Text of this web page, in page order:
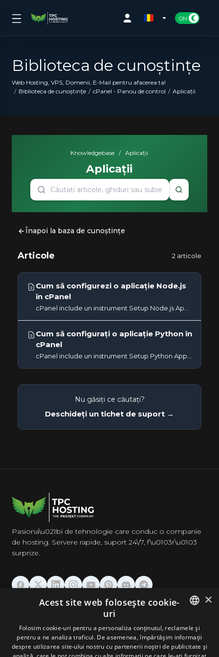
Biblioteca de cunoștințe
Web Hosting, VPS, Domenii, E-Mail pentru afacerea ta!
Biblioteca de cunoștințe
cPanel - Panou de control Aplicații
Knowledgebase / Aplicații
Aplicații
Înapoi la baza de cunoștințe
Articole 2 articole
Cum să configurezi o aplicație Node.js
în cPanel
Cum să configurați o aplicație Python în
cPanel
Nu găsiți ce căutați?
Deschideți un tichet de suport →
Pasiona\u021bi de tehnologie care conduc o companie
de hosting. Servere rapide, suport 24\/7, f\u0103r\u0103
surprize.
GĂZDUIRE
DOMENII & EMAIL
ENGLISH
GERMAN
×
Acest site web folosește cookie-
uri
Folosim cookie-uri pentru a personaliza conținutul, reclamele și
pentru a ne analiza traficul. De asemenea, împărtășim informații
despre utilizarea site-ului nostru cu partenerii noștri de publicitate și